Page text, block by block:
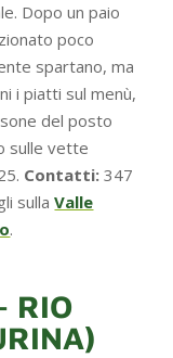
Dopo un paio
poco
spartano, ma
i piatti sul menù,
del posto
sulle vette
Contatti: 347
sullaValle
.
RIO